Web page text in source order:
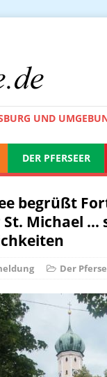
UND
DER PFERSEER
begrüßt
Michael …
Der